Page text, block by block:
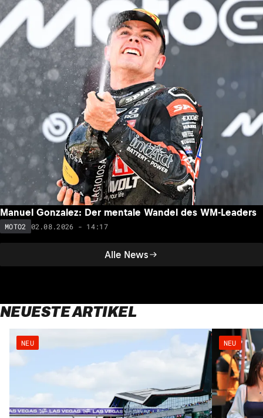
Alle News
Manuel Gonzalez: Der mentale Wandel des WM-Leaders
MOTO2 02.08.2026 - 14:17
NEUESTE ARTIKEL
NEU NEU